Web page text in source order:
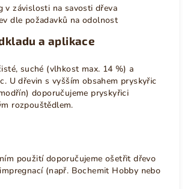
v závislosti na savosti dřeva
dle požadavků na odolnost
a aplikace
suché (vlhkost max. 14 %) a
U dřevin s vyšším obsahem pryskyřic
doporučujeme pryskyřici
rozpouštědlem.
použití doporučujeme ošetřit dřevo
(např. Bochemit Hobby nebo